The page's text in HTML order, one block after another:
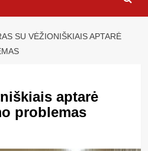
SU VĖŽIONIŠKIAIS APTARĖ
aptarė
problemas